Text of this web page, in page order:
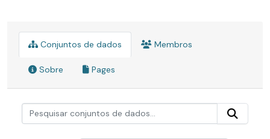
Conjuntos de dados Membros
Sobre Pages